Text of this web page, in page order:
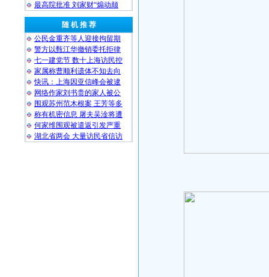
最高院批准 刘家财“煽动颠
随 机 推 荐
公民金重齐等人迎接拘留期
警方以甄江华撤销委托拒律
七一建党节 数十上海访民控
家属称曹顺利遗体不知去向
快讯：上海因亚信峰会被逮
网络作家刘书贵的家人被公
围观苏州范木根案 王芳等多
称有机密信息 屠夫吴淦将遭
何家维围观被遣返引发严重
湖北省两会 大量访民省信访